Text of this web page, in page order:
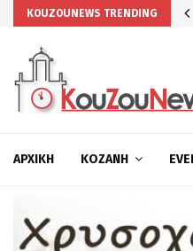
KOUZOUNEWS TRENDING
ΑΡΧΙΚΉ ΚΟΖΆΝΗ